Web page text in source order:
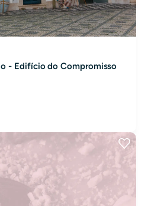
- Edifício do Compromisso